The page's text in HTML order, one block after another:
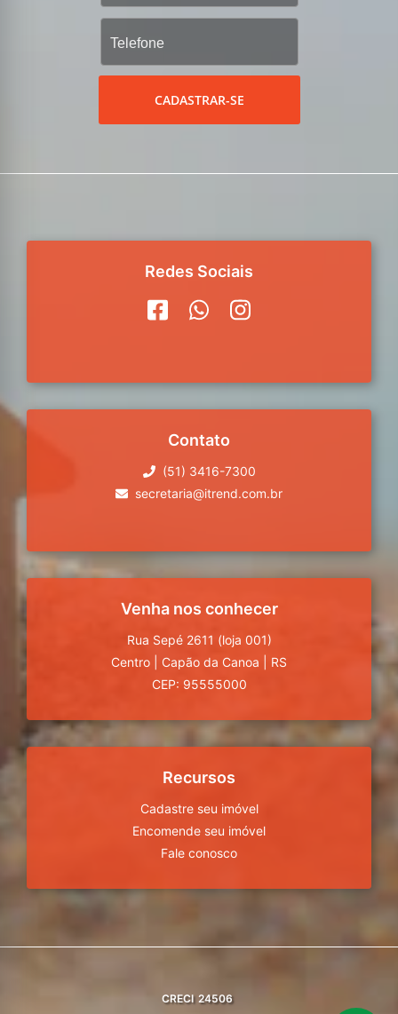
CADASTRAR-SE
Redes Sociais
Contato
(51) 3416-7300
secretaria@itrend.com.br
Venha nos conhecer
Rua Sepé 2611 (loja 001)
Centro
Capão da Canoa
RS
CEP: 95555000
Recursos
Cadastre seu imóvel
Encomende seu imóvel
Fale conosco
CRECI 24506